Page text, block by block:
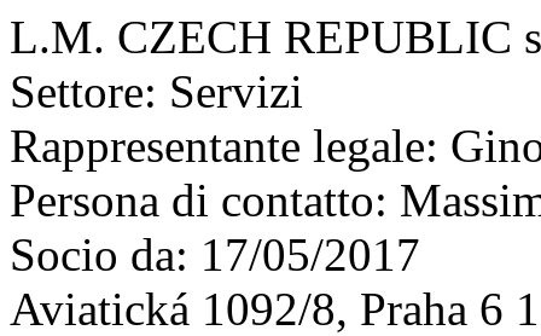
L.M. CZECH REPUBLIC
Settore: Servizi
Rappresentante legale:
Persona di contatto:
Socio da: 17/05/2017
Aviatická 1092/8, Praha 6